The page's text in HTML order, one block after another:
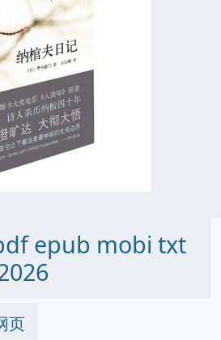
epub mobi txt
页